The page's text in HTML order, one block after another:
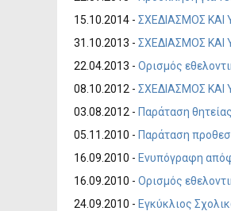
15.10.2014 - ΣΧΕΔΙΑΣΜΟΣ ΚΑΙ
31.10.2013 - ΣΧΕΔΙΑΣΜΟΣ
22.04.2013 - Ορισμός
08.10.2012 - ΣΧΕΔΙΑΣΜΟΣ
03.08.2012 - Παράταση
05.11.2010 - Παράταση
16.09.2010 - Ενυπόγραφη
16.09.2010 - Ορισμός
24.09.2010 - Εγκύκλιος